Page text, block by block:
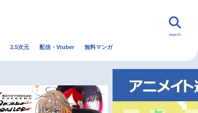
トレンド 無料マンガ
search
2.5次元 配信・Vtuber 無料マンガ